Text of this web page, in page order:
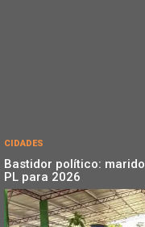
CIDADES
Bastidor político:
PL para 2026